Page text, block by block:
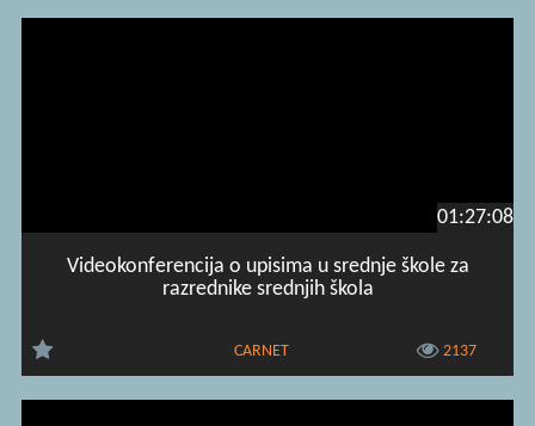
01:27:08
Videokonferencija o upisima u srednje škole za
razrednike srednjih škola
CARNET 2137